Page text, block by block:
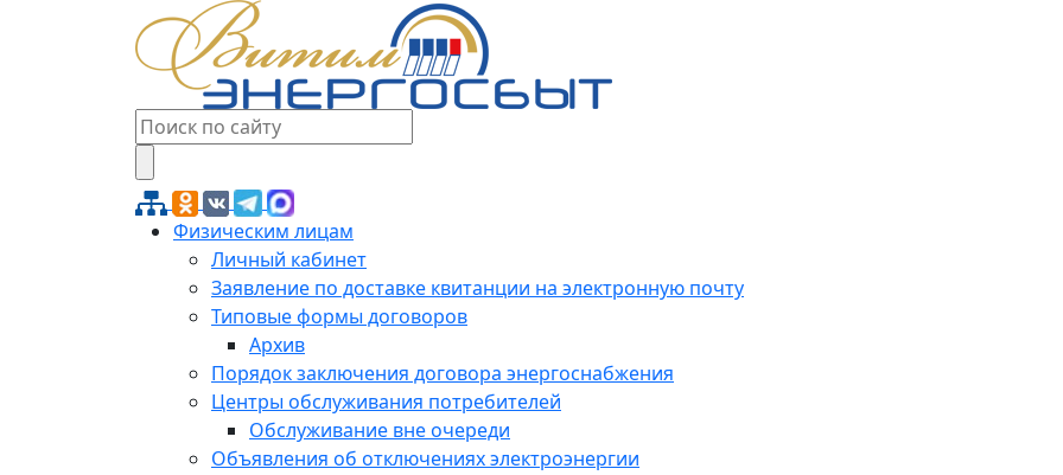
Физическим лицам
Личный кабинет
Заявление по доставке квитанции на электронную почту
Типовые формы договоров
Архив
Порядок заключения договора энергоснабжения
Центры обслуживания потребителей
Обслуживание вне очереди
Объявления об отключениях электроэнергии